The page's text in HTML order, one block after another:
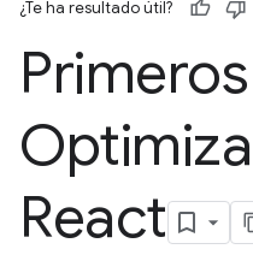
¿Te ha resultado útil?
React